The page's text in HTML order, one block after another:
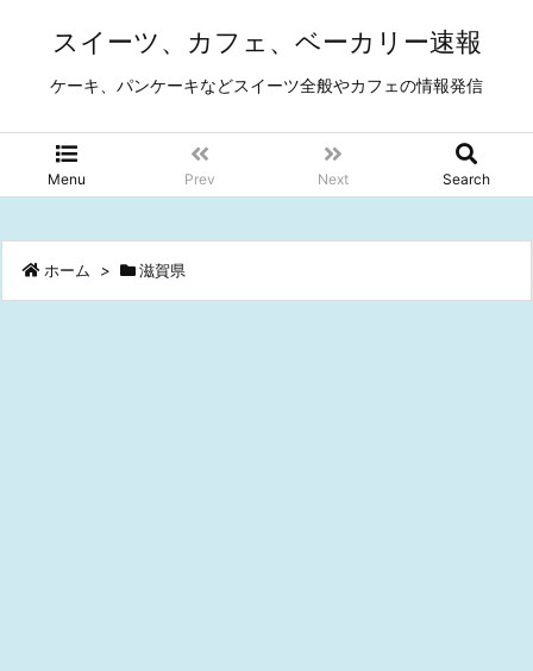
スイーツ、カフェ、ベーカリー速報
ケーキ、パンケーキなどスイーツ全般やカフェの情報発信
Menu Prev Next Search
ホーム > 滋賀県